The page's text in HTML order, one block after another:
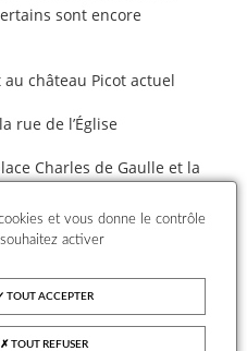
sont encore
château Picot actuel
rue de l’Église
Charles de Gaulle et la
également signalés,
Barre », en bas de la rue
et vous donne le contrôle
activer
TOUT ACCEPTER
TOUT REFUSER